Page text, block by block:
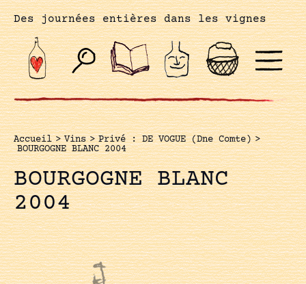
Des journées entières dans les vignes
Accueil > Vins > Privé : DE VOGUE (Dne Comte) >
BOURGOGNE BLANC 2004
BOURGOGNE BLANC
2004